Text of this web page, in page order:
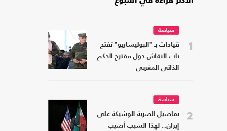
1
سياسة
قيادات بـ "البوليساريو" تفتح
باب النقاش حول مقترح الحكم
الذاتي المغربي
2
سياسة
تفاصيل الضربة الوشيكة على
إيران.. لهذا السبب أصيب